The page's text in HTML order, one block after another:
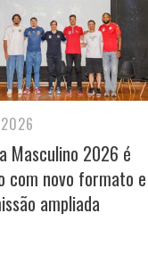
Masculino 2026 é
com novo formato e
ampliada